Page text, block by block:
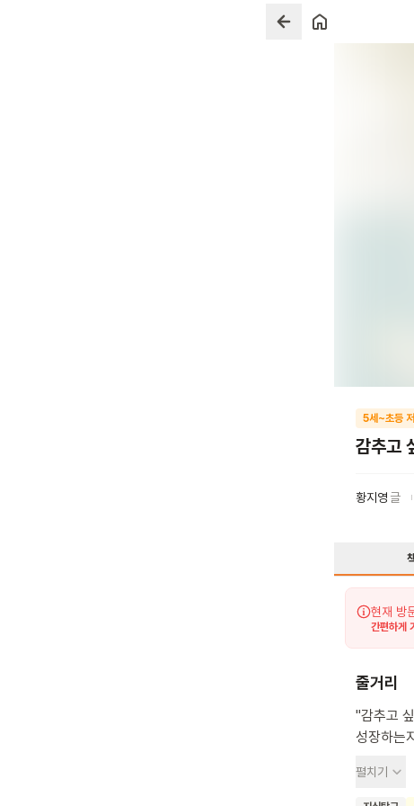
5세~초등
감추고
황지영 글
현재 방
간편하게
줄거리
"감추고
성장하는
어려운 상
세상을
펼치기